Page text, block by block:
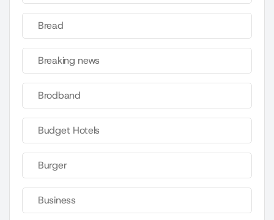
Bread
Breaking news
Brodband
Budget Hotels
Burger
Business